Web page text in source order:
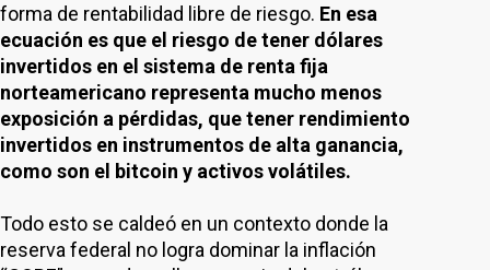
forma de rentabilidad libre de riesgo. En esa
ecuación es que el riesgo de tener dólares
invertidos en el sistema de renta fija
norteamericano representa mucho menos
exposición a pérdidas, que tener rendimiento
invertidos en instrumentos de alta ganancia,
como son el bitcoin y activos volátiles.
Todo esto se caldeó en un contexto donde la
reserva federal no logra dominar la inflación